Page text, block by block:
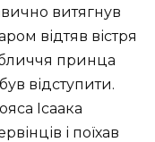
витягнув
відтяв вістря
принца
відступити.
Ісаака
і поїхав